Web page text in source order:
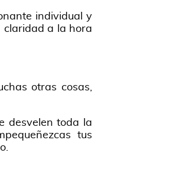
individual y
claridad a la hora
otras cosas,
desvelen toda la
tus